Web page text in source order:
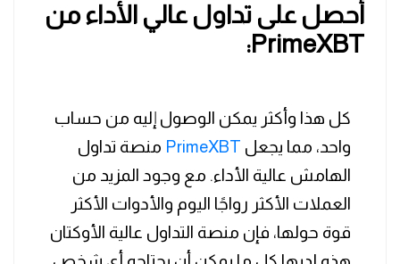
أحصل على تداول عالي الأداء من
PrimeXBT:
كل هذا وأكثر يمكن الوصول إليه من حساب
واحد، مما يجعل PrimeXBT منصة تداول
الهامش عالية الأداء. مع وجود المزيد من
العملات الأكثر رواجًا اليوم والأدوات الأكثر
قوة حولها، فإن منصة التداول عالية الأوكتان